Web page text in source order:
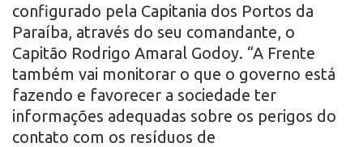
configurado pela Capitania dos Portos da
Paraíba, através do seu comandante, o
Capitão Rodrigo Amaral Godoy. “A Frente
também vai monitorar o que o governo está
fazendo e favorecer a sociedade ter
informações adequadas sobre os perigos do
contato com os resíduos de